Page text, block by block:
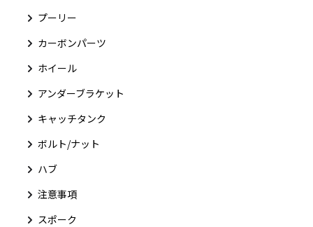
プーリー
カーボンパーツ
ホイール
アンダーブラケット
キャッチタンク
ボルト/ナット
ハブ
注意事項
スポーク